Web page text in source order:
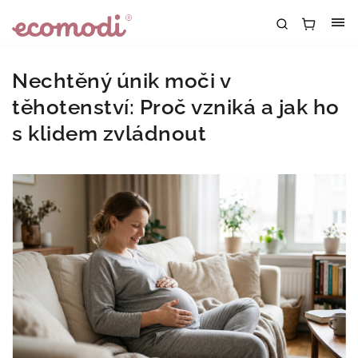
Nechtěný únik moči v
těhotenství: Proč vzniká a jak ho
s klidem zvládnout